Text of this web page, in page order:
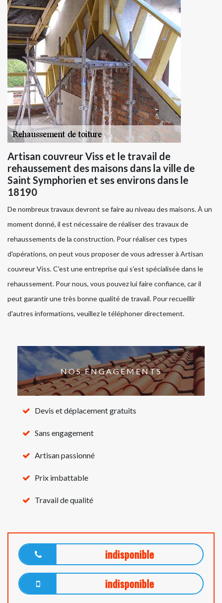
Artisan couvreur Viss et le travail de
rehaussement des maisons dans la ville de
Saint Symphorien et ses environs dans le
18190
De nombreux travaux devront se faire au niveau des maisons. À un
moment donné, il est nécessaire de réaliser des travaux de
rehaussements de la construction. Pour réaliser ces types
d'opérations, on peut vous proposer de vous adresser à Artisan
couvreur Viss. C'est une entreprise qui s'est spécialisée dans le
rehaussement. Pour nous, vous pouvez lui faire confiance, car il
peut garantir une très bonne qualité de travail. Pour recueillir
d'autres informations, veuillez le téléphoner directement.
NOS ENGAGEMENTS
Devis et déplacement gratuits
Sans engagement
Artisan passionné
Prix imbattable
Travail de qualité
indisponible
indisponible